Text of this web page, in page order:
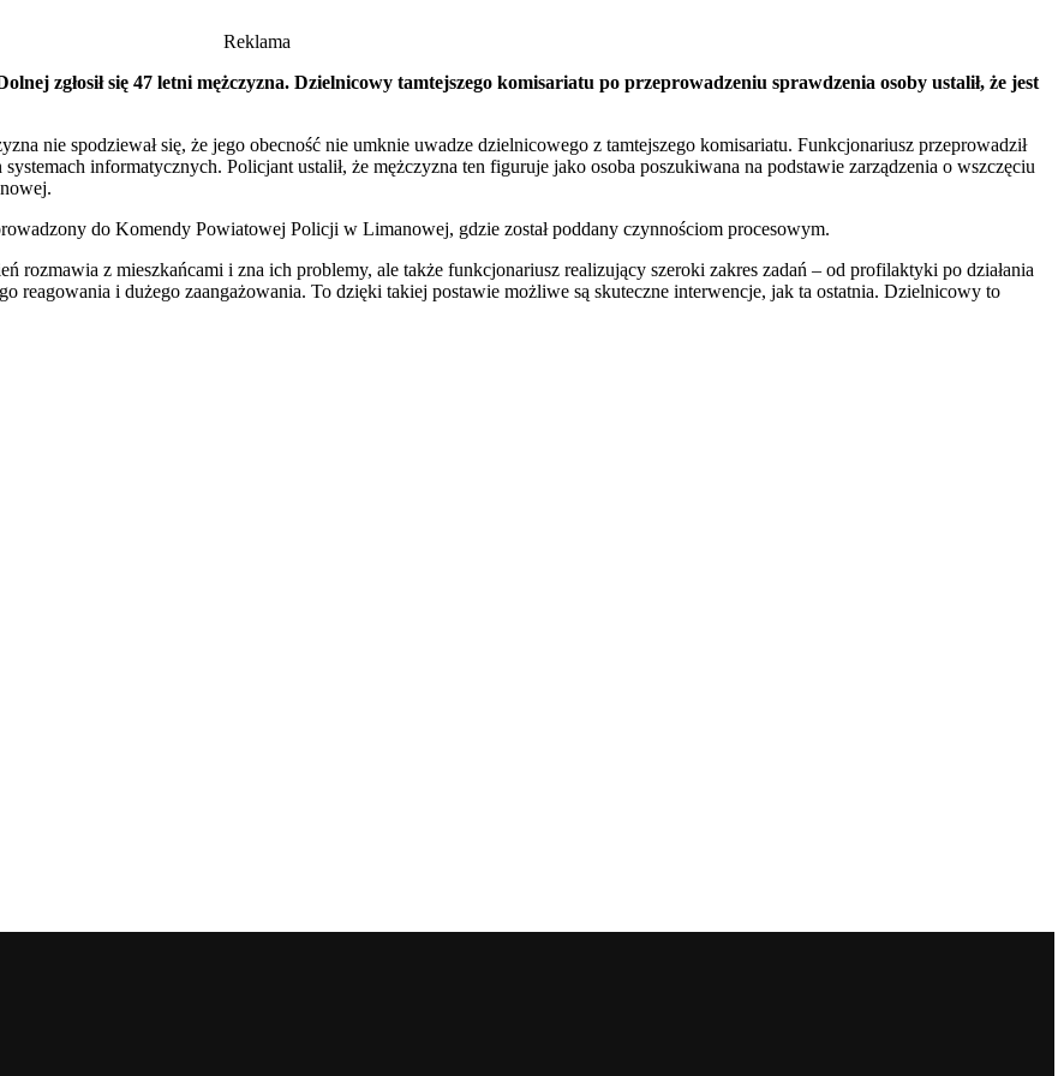
Reklama
zgłosił się 47 letni mężczyzna. Dzielnicowy tamtejszego komisariatu po przeprowadzeniu sprawdzenia osoby ustalił, że jest
nie spodziewał się, że jego obecność nie umknie uwadze dzielnicowego z tamtejszego komisariatu. Funkcjonariusz przeprowadził
informatycznych. Policjant ustalił, że mężczyzna ten figuruje jako osoba poszukiwana na podstawie zarządzenia o wszczęciu
do Komendy Powiatowej Policji w Limanowej, gdzie został poddany czynnościom procesowym.
z mieszkańcami i zna ich problemy, ale także funkcjonariusz realizujący szeroki zakres zadań – od profilaktyki po działania
reagowania i dużego zaangażowania. To dzięki takiej postawie możliwe są skuteczne interwencje, jak ta ostatnia. Dzielnicowy to